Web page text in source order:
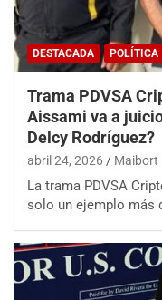
DESTACADA POLÍTICA
Trama PDVSA
Aissami va a
Delcy Rodríguez?
abril 24, 2026 Maibort
La trama PDVSA
solo un ejemplo más